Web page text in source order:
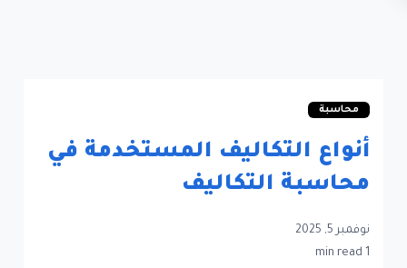
محاسبة
أنواع التكاليف المستخدمة في
محاسبة التكاليف
نوفمبر 5, 2025
1 min read